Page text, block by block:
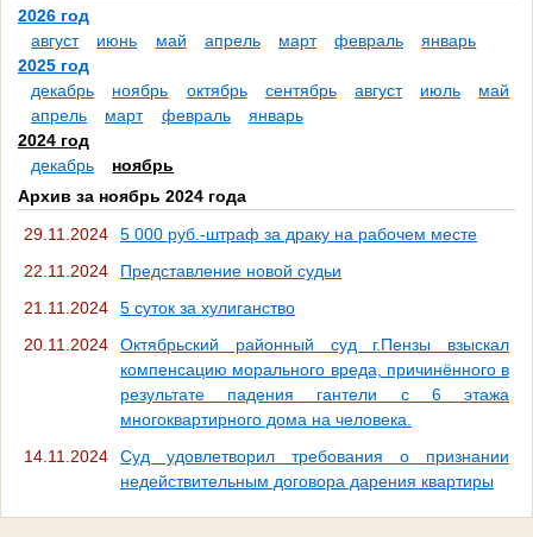
2026 год
август
июнь май апрель март февраль
январь
2025 год
декабрь
ноябрь октябрь сентябрь август июль
май
апрель
март февраль
январь
2024 год
декабрь
ноябрь
Архив за ноябрь 2024 года
29.11.2024
5 000 руб.-штраф за драку на рабочем месте
22.11.2024
Представление новой судьи
21.11.2024
5 суток за хулиганство
20.11.2024
Октябрьский районный суд г.Пензы взыскал
компенсацию морального вреда, причинённого в
результате падения гантели с 6 этажа
многоквартирного дома на человека.
14.11.2024
Суд удовлетворил требования о признании
недействительным договора дарения квартиры